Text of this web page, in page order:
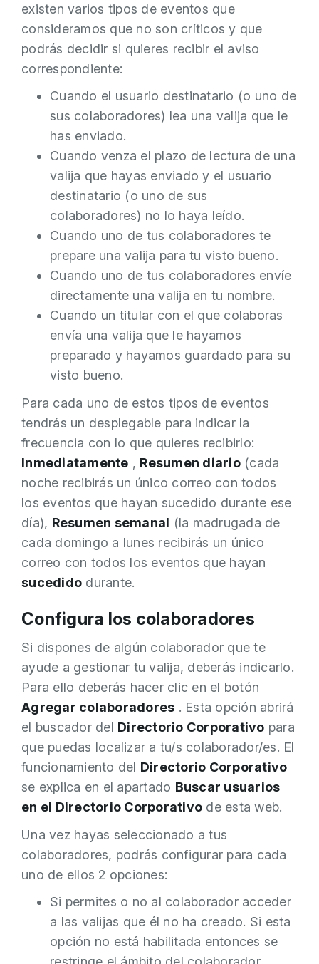
existen varios tipos de eventos que
consideramos que no son críticos y que
podrás decidir si quieres recibir el aviso
correspondiente:
Cuando el usuario destinatario (o uno de
sus colaboradores) lea una valija que le
has enviado.
Cuando venza el plazo de lectura de una
valija que hayas enviado y el usuario
destinatario (o uno de sus
colaboradores) no lo haya leído.
Cuando uno de tus colaboradores te
prepare una valija para tu visto bueno.
Cuando uno de tus colaboradores envíe
directamente una valija en tu nombre.
Cuando un titular con el que colaboras
envía una valija que le hayamos
preparado y hayamos guardado para su
visto bueno.
Para cada uno de estos tipos de eventos
tendrás un desplegable para indicar la
frecuencia con lo que quieres recibirlo:
Inmediatamente , Resumen diario(cada
noche recibirás un único correo con todos
los eventos que hayan sucedido durante ese
día), Resumen semanal (la madrugada de
cada domingo a lunes recibirás un único
correo con todos los eventos que hayan
sucedido durante.
Configura los colaboradores
Si dispones de algún colaborador que te
ayude a gestionar tu valija, deberás indicarlo.
Para ello deberás hacer clic en el botón
Agregar colaboradores . Esta opción abrirá
el buscador del Directorio Corporativo para
que puedas localizar a tu/s colaborador/es. El
funcionamiento del Directorio Corporativo
se explica en el apartado Buscar usuarios
en el Directorio Corporativo de esta web.
Una vez hayas seleccionado a tus
colaboradores, podrás configurar para cada
uno de ellos 2 opciones:
Si permites o no al colaborador acceder
a las valijas que él no ha creado. Si esta
opción no está habilitada entonces se